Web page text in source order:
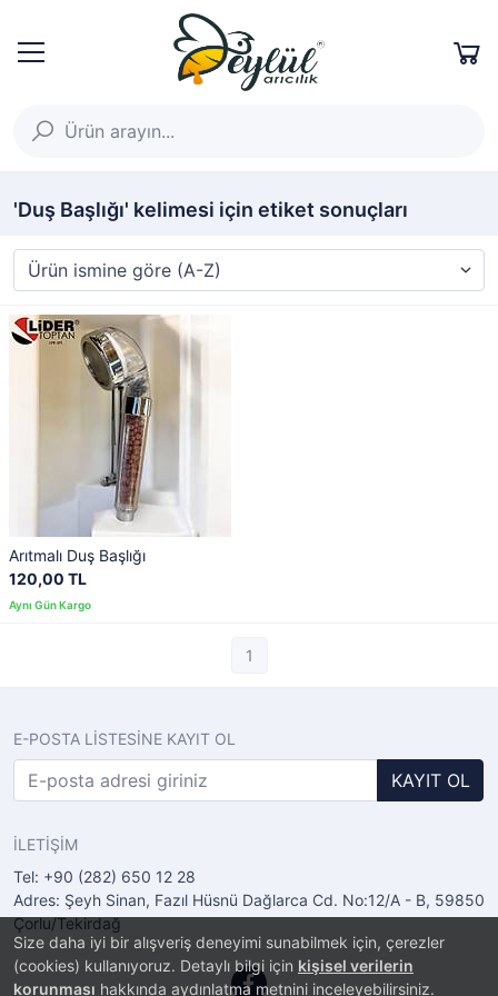
Size daha iyi bir alışveriş deneyimi sunabilmek için, çerezler
(cookies) kullanıyoruz. Detaylı bilgi için kişisel verilerin
korunması hakkında aydınlatma metnini inceleyebilirsiniz.
'Duş Başlığı' kelimesi için etiket sonuçları
Arıtmalı Duş Başlığı
120,00 TL
1
E-POSTA LİSTESİNE KAYIT OL
KAYIT OL
İLETİŞİM
Tel: +90 (282) 650 12 28
Adres: Şeyh Sinan, Fazıl Hüsnü Dağlarca Cd. No:12/A - B, 59850
Çorlu/Tekirdağ